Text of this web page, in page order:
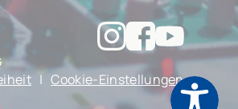
| Cookie-Einstellungen